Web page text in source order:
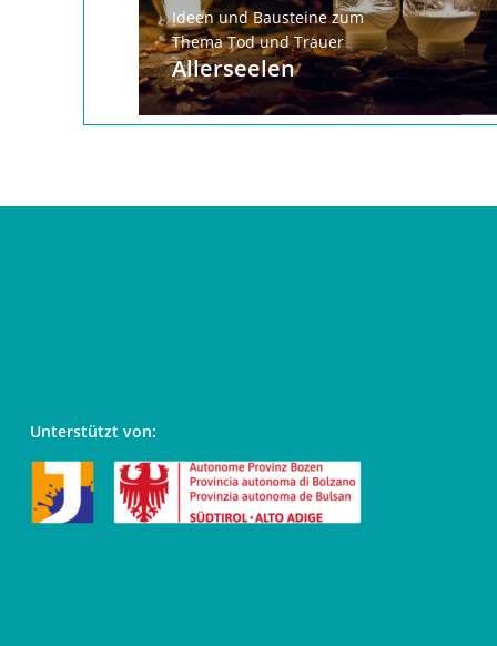
Ideen und Bausteine zum
Thema Tod und Trauer
Allerseelen
Unterstützt von: